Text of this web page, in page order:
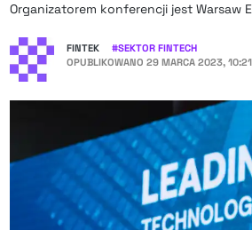
Organizatorem konferencji jest Warsaw
FINTEK #SEKTOR FINTECH
OPUBLIKOWANO 29 MARCA 2023, 10:21